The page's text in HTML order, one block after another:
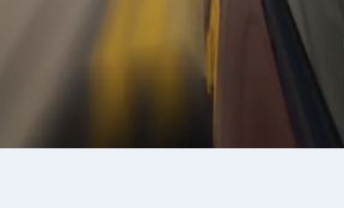
°C
, 20°C
22°C
20
Ямбол, 20°C